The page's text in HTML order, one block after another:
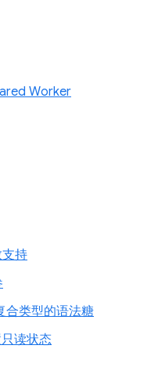
Worker
持
合类型的语法糖
读状态